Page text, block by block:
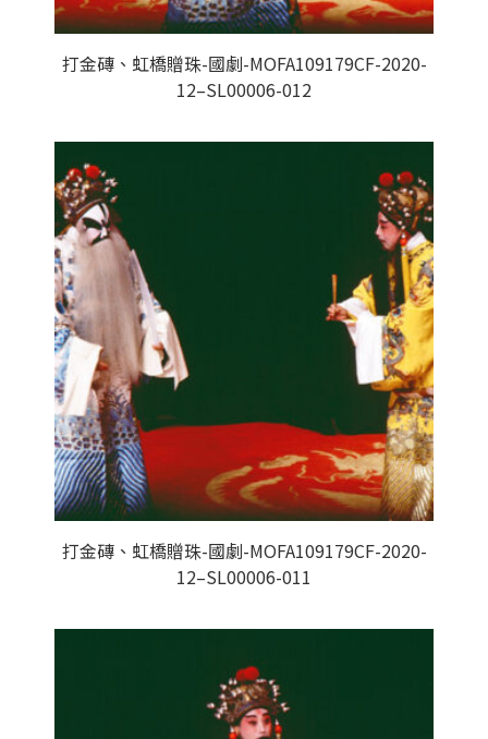
打金磚、虹橋贈珠-國劇-MOFA109179CF-2020-
12–SL00006-012
打金磚、虹橋贈珠-國劇-MOFA109179CF-2020-
12–SL00006-011